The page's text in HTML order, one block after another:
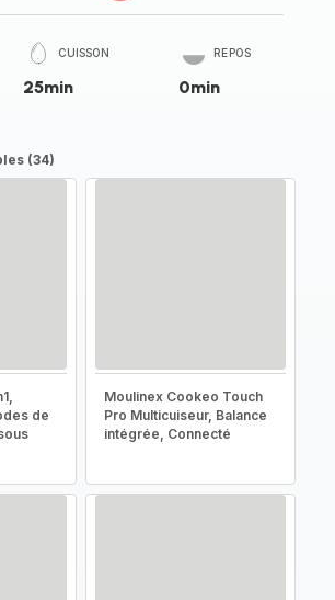
CUISSON
25min
REPOS
0min
(34)
de
Moulinex Cookeo Touch
Pro Multicuiseur, Balance
intégrée, Connecté